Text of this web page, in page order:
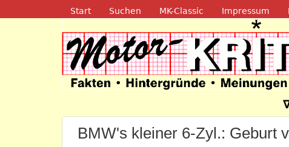
Navigation
Start Suchen MK-Classic Impressum
Motor-Kritik.de
BMW's kleiner 6-Zyl.: Geburt